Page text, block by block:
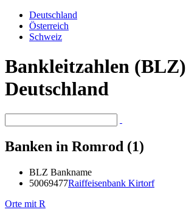
Deutschland
Österreich
Schweiz
Bankleitzahlen (BLZ)
Deutschland
Banken in Romrod (1)
BLZ Bankname
50069477Raiffeisenbank Kirtorf
Orte mit R